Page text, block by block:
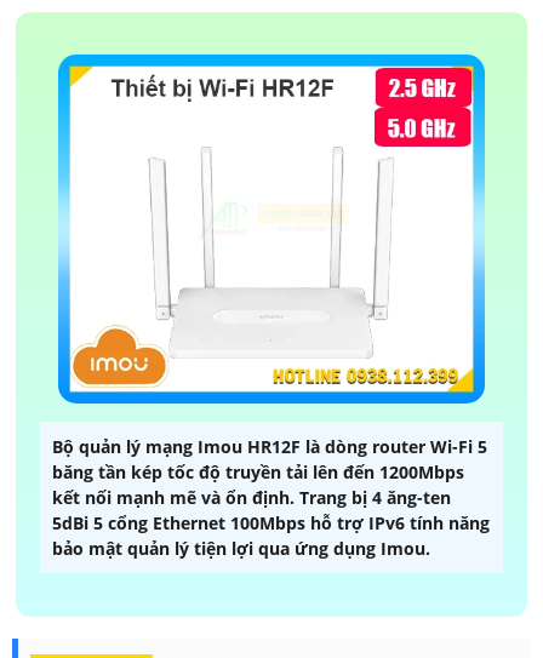
Bộ quản lý mạng Imou HR12F là dòng router Wi-Fi 5
băng tần kép tốc độ truyền tải lên đến 1200Mbps
kết nối mạnh mẽ và ổn định. Trang bị 4 ăng-ten
5dBi 5 cổng Ethernet 100Mbps hỗ trợ IPv6 tính năng
bảo mật quản lý tiện lợi qua ứng dụng Imou.